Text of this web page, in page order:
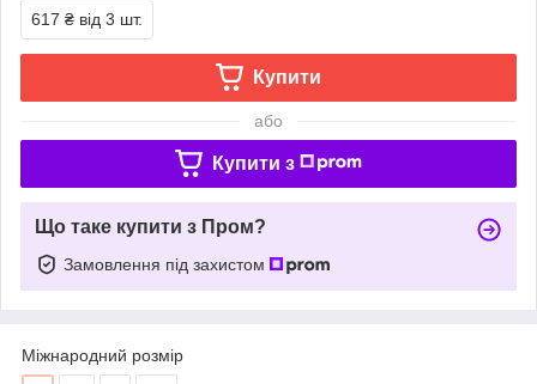
617 ₴ від 3 шт.
Купити
або
Купити з
Що таке купити з Пром?
Замовлення під захистом
Міжнародний розмір